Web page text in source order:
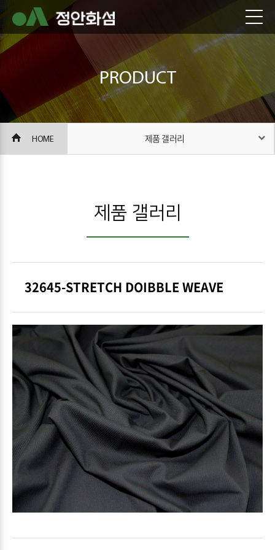
PRODUCT
HOME 제품 갤러리
제품 갤러리
32645-STRETCH DOIBBLE WEAVE